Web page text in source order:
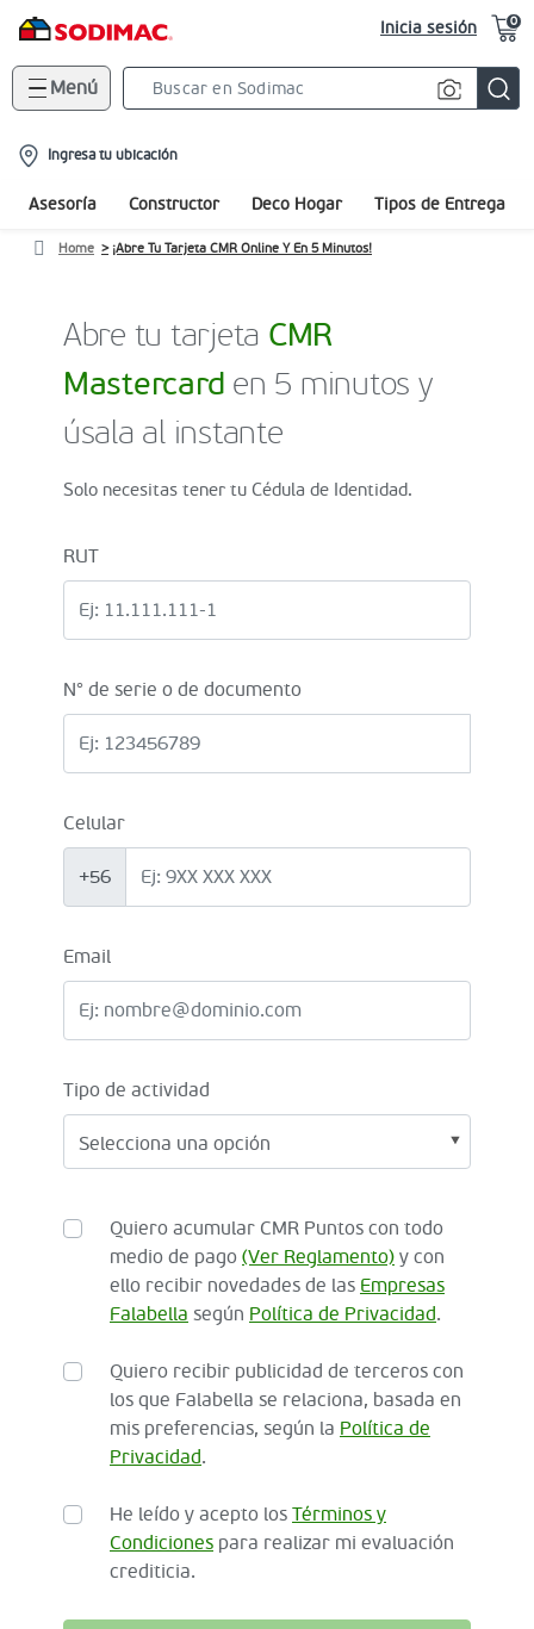
Inicia sesión 0
Menú
location-
icon
Ingresa tu ubicación
Asesoría Constructor Deco Hogar Tipos de Entrega
Home ¡Abre Tu Tarjeta CMR Online Y En 5 Minutos!
Abre tu tarjeta CMR
Mastercard en 5 minutos y
úsala al instante
Solo necesitas tener tu Cédula de Identidad.
RUT
N° de serie o de documento
Celular
+56
Email
Tipo de actividad
Quiero acumular CMR Puntos con todo
medio de pago (Ver Reglamento) y con
ello recibir novedades de las Empresas
Falabella según Política de Privacidad.
Quiero recibir publicidad de terceros con
los que Falabella se relaciona, basada en
mis preferencias, según la Política de
Privacidad.
He leído y acepto los Términos y
Condiciones para realizar mi evaluación
crediticia.